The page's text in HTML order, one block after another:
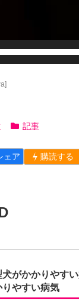
記事
ェア 購読する
犬がかかりやす
りやすい病気